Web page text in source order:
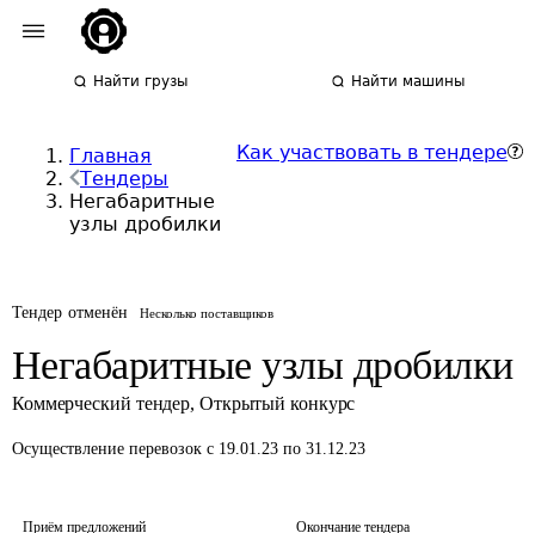
Найти грузы Найти машины
Главная
Тендеры
Негабаритные
узлы дробилки
Как участвовать в тендере
Тендер отменён Несколько поставщиков
Негабаритные узлы дробилки
Коммерческий тендер, Открытый конкурс
Осуществление перевозок с 19.01.23 по 31.12.23
Приём предложений
Окончание тендера